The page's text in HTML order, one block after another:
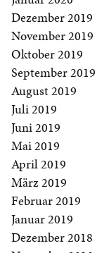
Dezember 2019
November 2019
Oktober 2019
September 2019
August 2019
Juli 2019
Juni 2019
Mai 2019
April 2019
März 2019
Februar 2019
Januar 2019
Dezember 2018